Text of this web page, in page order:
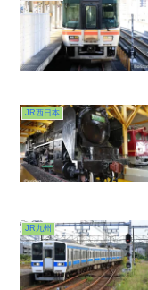
JR西日本
JR九州